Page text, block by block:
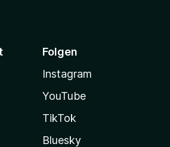
Folgen
Instagram
YouTube
TikTok
Bluesky